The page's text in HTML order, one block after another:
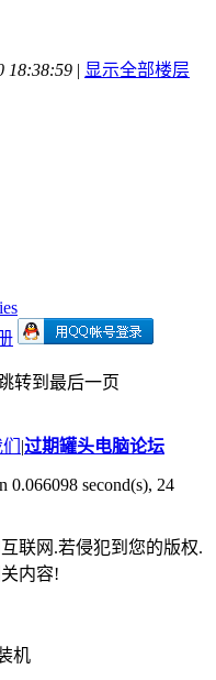
18:38:59 | 显示全部楼层
转到最后一页
|过期罐头电脑论坛
0.066098 second(s), 24
联网.若侵犯到您的版权.
内容!
机